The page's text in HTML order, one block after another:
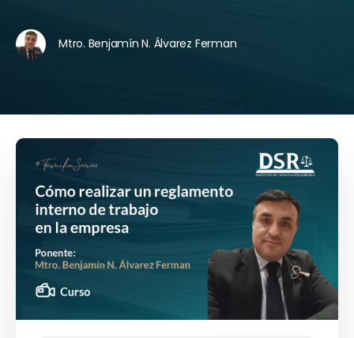
Mtro. Benjamín N. Álvarez Ferman